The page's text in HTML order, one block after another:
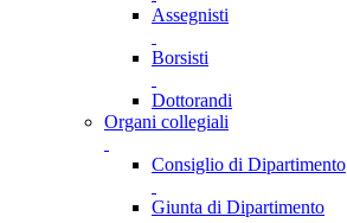
Assegnisti
Borsisti
Dottorandi
Organi collegiali
Consiglio di Dipartimento
Giunta di Dipartimento